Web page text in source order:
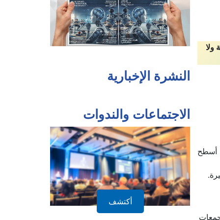
ولا
أسطح
النشرة الإخبارية
الاجتماعات والندوات
أكتشف